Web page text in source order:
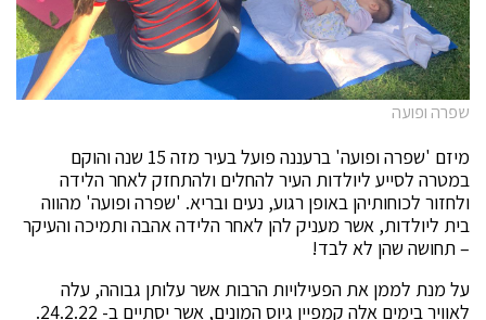
שפרה ופועה
מיזם 'שפרה ופועה' ברעננה פועל בעיר מזה 15 שנה והוקם
במטרה לסייע ליולדות העיר להחלים ולהתחזק לאחר הלידה
ולחזור לכוחותיהן באופן רגוע, נעים ובריא. 'שפרה ופועה' מהווה
בית ליולדות, אשר מעניק להן לאחר הלידה אהבה ותמיכה והעיקר
– תחושה שהן לא לבד!
על מנת לממן את הפעילויות הרבות אשר עלותן גבוהה, עלה
לאוויר בימים אלה קמפיין גיוס המונים, אשר יסתיים ב- 24.2.22.